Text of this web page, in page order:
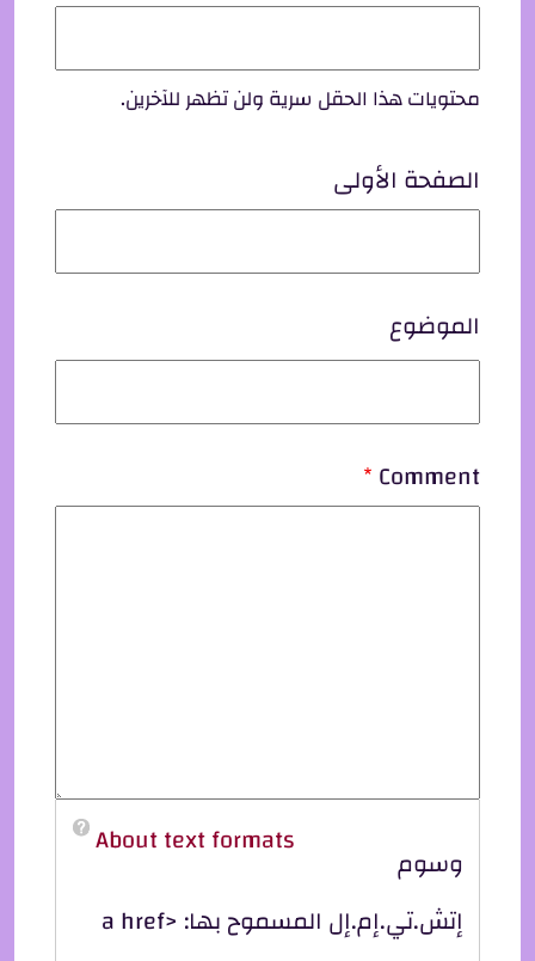
محتويات هذا الحقل سرية ولن تظهر للآخرين.
الصفحة الأولى
الموضوع
Comment
About text formats
وسوم
إتش.تي.إم.إل المسموح بها: <a href